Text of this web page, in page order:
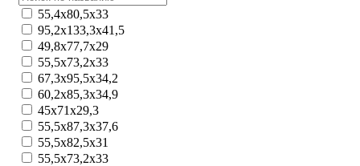
55,4x80,5x33
95,2x133,3x41,5
49,8x77,7x29
55,5х73,2х33
67,3x95,5x34,2
60,2x85,3x34,9
45x71x29,3
55,5x87,3x37,6
55,5х82,5х31
55,5x73,2x33